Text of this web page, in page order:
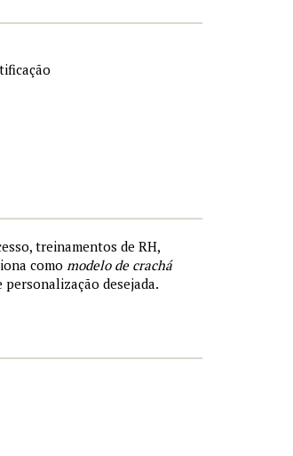
treinamentos de RH,
como modelo de crachá
desejada.